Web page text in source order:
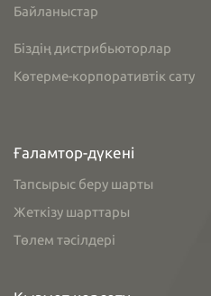
Байланыстар
Біздің дистрибьюторлар
Көтерме-корпоративтік сату
Ғаламтор-дүкені
Тапсырыс беру шарты
Жеткізу шарттары
Төлем тәсілдері